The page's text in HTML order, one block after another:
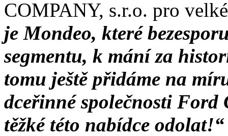
COMPANY, s.r.o. pro
je Mondeo, které
segmentu, k mání za
tomu ještě přidáme na
dceřinné společnosti Ford
těžké této nabídce odolat!“